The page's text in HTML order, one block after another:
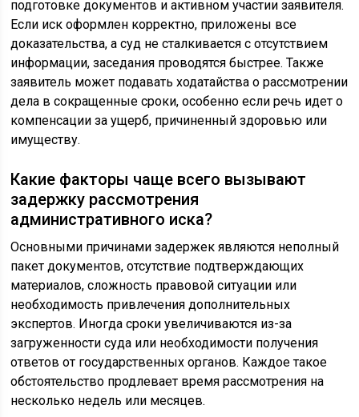
подготовке документов и активном участии заявителя.
Если иск оформлен корректно, приложены все
доказательства, а суд не сталкивается с отсутствием
информации, заседания проводятся быстрее. Также
заявитель может подавать ходатайства о рассмотрении
дела в сокращенные сроки, особенно если речь идет о
компенсации за ущерб, причиненный здоровью или
имуществу.
Какие факторы чаще всего вызывают
задержку рассмотрения
административного иска?
Основными причинами задержек являются неполный
пакет документов, отсутствие подтверждающих
материалов, сложность правовой ситуации или
необходимость привлечения дополнительных
экспертов. Иногда сроки увеличиваются из-за
загруженности суда или необходимости получения
ответов от государственных органов. Каждое такое
обстоятельство продлевает время рассмотрения на
несколько недель или месяцев.